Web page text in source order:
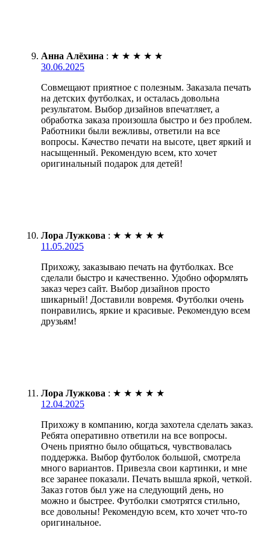
Анна Алёхина : ★ ★ ★ ★ ★
30.06.2025
Совмещают приятное с полезным. Заказала печать
на детских футболках, и осталась довольна
результатом. Выбор дизайнов впечатляет, а
обработка заказа произошла быстро и без проблем.
Работники были вежливы, ответили на все
вопросы. Качество печати на высоте, цвет яркий и
насыщенный. Рекомендую всем, кто хочет
оригинальный подарок для детей!
Лора Лужкова : ★ ★ ★ ★ ★
11.05.2025
Прихожу, заказываю печать на футболках. Все
сделали быстро и качественно. Удобно оформлять
заказ через сайт. Выбор дизайнов просто
шикарный! Доставили вовремя. Футболки очень
понравились, яркие и красивые. Рекомендую всем
друзьям!
Лора Лужкова : ★ ★ ★ ★ ★
12.04.2025
Прихожу в компанию, когда захотела сделать заказ.
Ребята оперативно ответили на все вопросы.
Очень приятно было общаться, чувствовалась
поддержка. Выбор футболок большой, смотрела
много вариантов. Привезла свои картинки, и мне
все заранее показали. Печать вышла яркой, четкой.
Заказ готов был уже на следующий день, но
можно и быстрее. Футболки смотрятся стильно,
все довольны! Рекомендую всем, кто хочет что-то
оригинальное.